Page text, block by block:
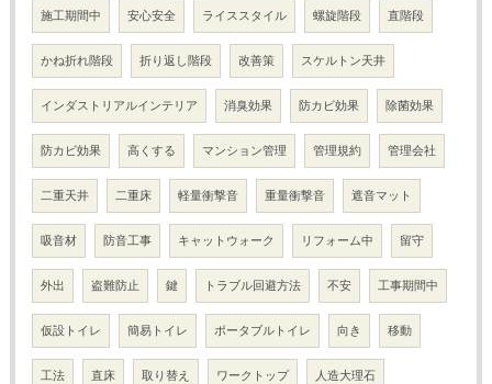
施工期間中 安心安全 ライススタイル 螺旋階段 直階段
かね折れ階段 折り返し階段 改善策 スケルトン天井
インダストリアルインテリア 消臭効果 防カビ効果 除菌効果
防カビ効果 高くする マンション管理 管理規約 管理会社
二重天井 二重床 軽量衝撃音 重量衝撃音 遮音マット
吸音材 防音工事 キャットウォーク リフォーム中 留守
外出 盗難防止 鍵 トラブル回避方法 不安 工事期間中
仮設トイレ 簡易トイレ ポータブルトイレ 向き 移動
工法 直床 取り替え ワークトップ 人造大理石